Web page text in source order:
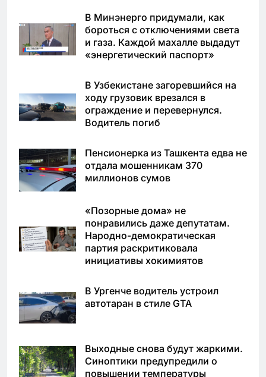
В Минэнерго придумали, как
бороться с отключениями света
и газа. Каждой махалле выдадут
«энергетический паспорт»
В Узбекистане загоревшийся на
ходу грузовик врезался в
ограждение и перевернулся.
Водитель погиб
Пенсионерка из Ташкента едва не
отдала мошенникам 370
миллионов сумов
«Позорные дома» не
понравились даже депутатам.
Народно-демократическая
партия раскритиковала
инициативы хокимиятов
В Ургенче водитель устроил
автотаран в стиле GTA
Выходные снова будут жаркими.
Синоптики предупредили о
повышении температуры